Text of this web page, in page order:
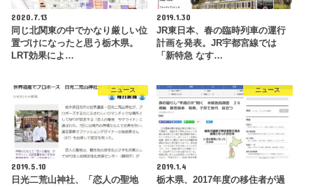
2020.7.13
同じ北関東の中でかなり厳しい位
置づけになったと思う栃木県。
LRT効果によ…
2019.1.30
JR東日本、春の臨時列車の運行
計画を発表。JR宇都宮線では
「新特急 なす…
ニュース
2019.5.10
日光二荒山神社、「恋人の聖地
ニュース
2019.1.4
栃木県、2017年度の移住者が過